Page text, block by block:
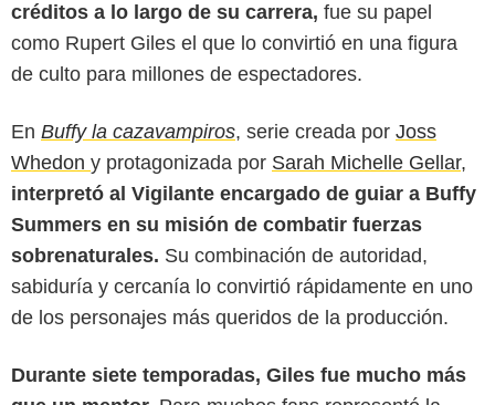
créditos a lo largo de su carrera, fue su papel
como Rupert Giles el que lo convirtió en una figura
de culto para millones de espectadores.
En Buffy la cazavampiros, serie creada por Joss
Whedon y protagonizada por Sarah Michelle Gellar,
interpretó al Vigilante encargado de guiar a Buffy
Summers en su misión de combatir fuerzas
sobrenaturales. Su combinación de autoridad,
sabiduría y cercanía lo convirtió rápidamente en uno
de los personajes más queridos de la producción.
Durante siete temporadas, Giles fue mucho más